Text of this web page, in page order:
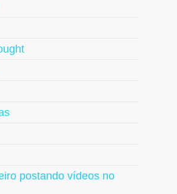
postando vídeos no